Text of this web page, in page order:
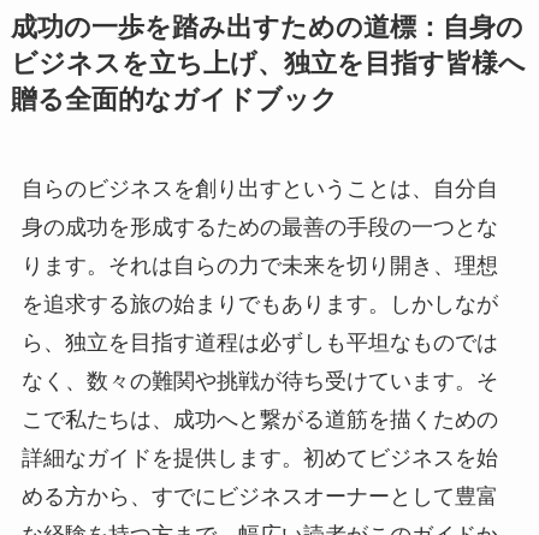
成功の一歩を踏み出すための道標：自身の
ビジネスを立ち上げ、独立を目指す皆様へ
贈る全面的なガイドブック
自らのビジネスを創り出すということは、自分自
身の成功を形成するための最善の手段の一つとな
ります。それは自らの力で未来を切り開き、理想
を追求する旅の始まりでもあります。しかしなが
ら、独立を目指す道程は必ずしも平坦なものでは
なく、数々の難関や挑戦が待ち受けています。そ
こで私たちは、成功へと繋がる道筋を描くための
詳細なガイドを提供します。初めてビジネスを始
める方から、すでにビジネスオーナーとして豊富